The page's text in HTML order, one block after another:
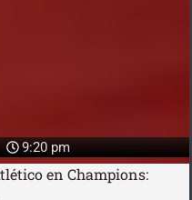
9:20 pm
en Champions: